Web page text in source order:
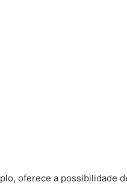
oferece a possibilidade